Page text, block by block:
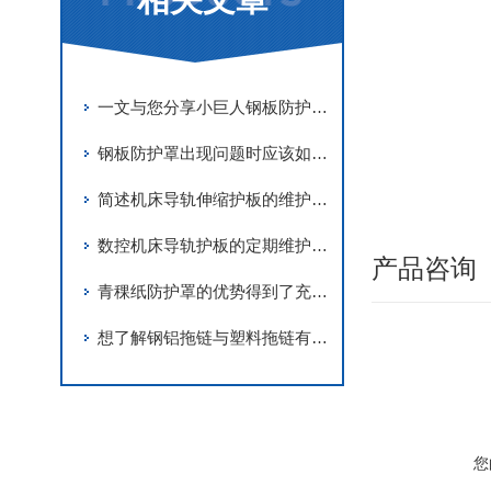
一文与您分享小巨人钢板防护罩的日常维护保养方法
钢板防护罩出现问题时应该如何处理？
简述机床导轨伸缩护板的维护保养要点
数控机床导轨护板的定期维护保养方法分享
青稞纸防护罩的优势得到了充分的发挥
想了解钢铝拖链与塑料拖链有什么明显的区别吗？看完这个你就知道了
产品咨询